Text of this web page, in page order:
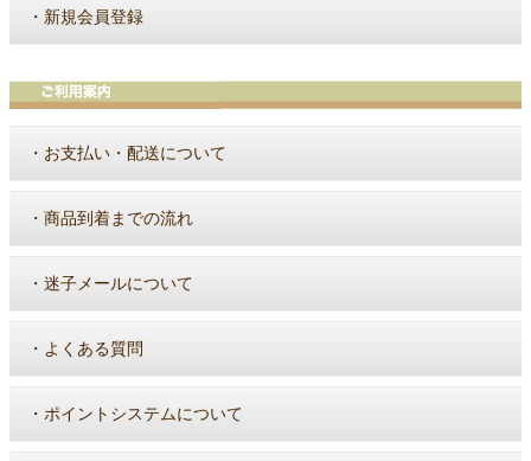
・ 新規会員登録
・ お支払い・配送について
・ 商品到着までの流れ
・ 迷子メールについて
・ よくある質問
・ ポイントシステムについて